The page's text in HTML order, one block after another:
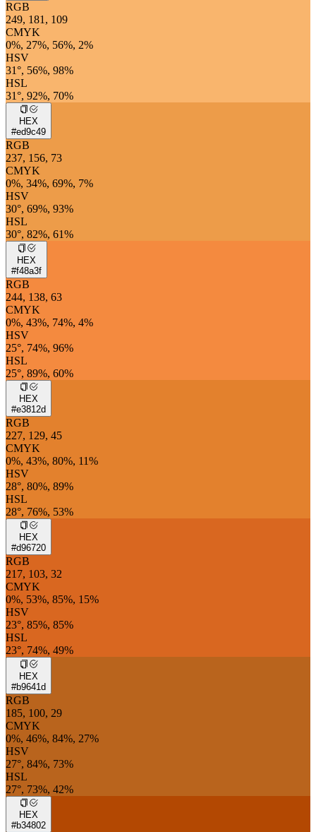
RGB
249, 181, 109
CMYK
0%, 27%, 56%, 2%
HSV
31°, 56%, 98%
HSL
31°, 92%, 70%
HEX
#ed9c49
RGB
237, 156, 73
CMYK
0%, 34%, 69%, 7%
HSV
30°, 69%, 93%
HSL
30°, 82%, 61%
HEX
#f48a3f
RGB
244, 138, 63
CMYK
0%, 43%, 74%, 4%
HSV
25°, 74%, 96%
HSL
25°, 89%, 60%
HEX
#e3812d
RGB
227, 129, 45
CMYK
0%, 43%, 80%, 11%
HSV
28°, 80%, 89%
HSL
28°, 76%, 53%
HEX
#d96720
RGB
217, 103, 32
CMYK
0%, 53%, 85%, 15%
HSV
23°, 85%, 85%
HSL
23°, 74%, 49%
HEX
#b9641d
RGB
185, 100, 29
CMYK
0%, 46%, 84%, 27%
HSV
27°, 84%, 73%
HSL
27°, 73%, 42%
HEX
#b34802